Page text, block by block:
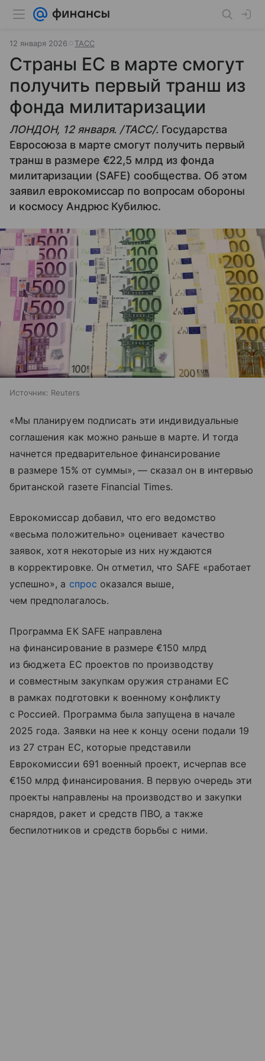
12 января 2026 ТАСС
Страны ЕС в марте смогут
получить первый транш из
фонда милитаризации
ЛОНДОН, 12 января. /ТАСС/. Государства
Евросоюза в марте смогут получить первый
транш в размере €22,5 млрд из фонда
милитаризации (SAFE) сообщества. Об этом
заявил еврокомиссар по вопросам обороны
и космосу Андрюс Кубилюс.
Источник: Reuters
«Мы планируем подписать эти индивидуальные
соглашения как можно раньше в марте. И тогда
начнется предварительное финансирование
в размере 15% от суммы», — сказал он в интервью
британской газете Financial Times.
Еврокомиссар добавил, что его ведомство
«весьма положительно» оценивает качество
заявок, хотя некоторые из них нуждаются
в корректировке. Он отметил, что SAFE «работает
успешно», а спрос оказался выше,
чем предполагалось.
Программа ЕК SAFE направлена
на финансирование в размере €150 млрд
из бюджета ЕС проектов по производству
и совместным закупкам оружия странами ЕС
в рамках подготовки к военному конфликту
с Россией. Программа была запущена в начале
2025 года. Заявки на нее к концу осени подали 19
из 27 стран ЕС, которые представили
Еврокомиссии 691 военный проект, исчерпав все
€150 млрд финансирования. В первую очередь эти
проекты направлены на производство и закупки
снарядов, ракет и средств ПВО, а также
беспилотников и средств борьбы с ними.